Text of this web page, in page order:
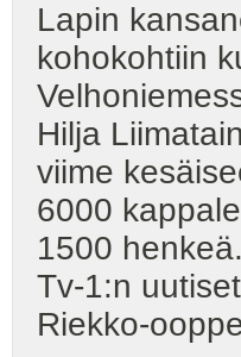
Lapin
kohokohtiin
Hilja
viime
6000
1500
Tv-1:n
Riekko-